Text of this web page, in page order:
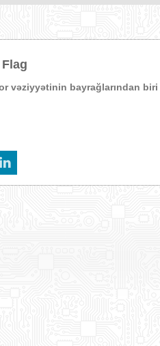
vəziyyətinin bayrağlarından biri